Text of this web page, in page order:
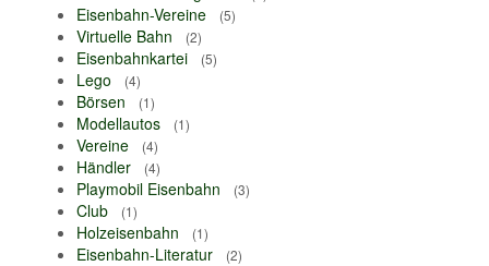
Eisenbahn-Vereine (5)
Virtuelle Bahn (2)
Eisenbahnkartei (5)
Lego (4)
Börsen (1)
Modellautos (1)
Vereine (4)
Händler (4)
Playmobil Eisenbahn (3)
Club (1)
Holzeisenbahn (1)
Eisenbahn-Literatur (2)